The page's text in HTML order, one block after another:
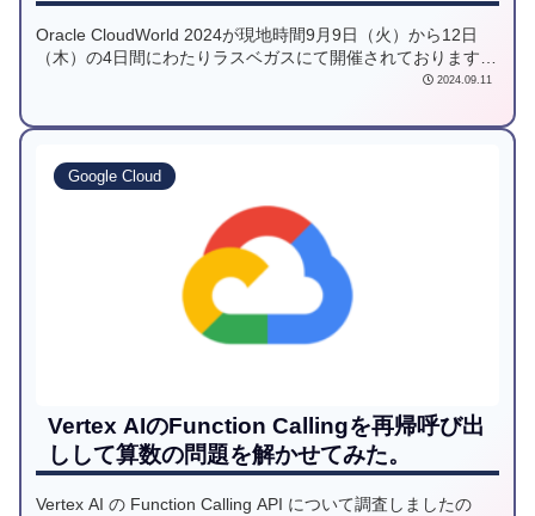
Oracle CloudWorld 2024が現地時間9月9日（火）から12日
（木）の4日間にわたりラスベガスにて開催されております。
2024.09.11
Google Cloud
Vertex AIのFunction Callingを再帰呼び出
しして算数の問題を解かせてみた。
Vertex AI の Function Calling API について調査しましたの